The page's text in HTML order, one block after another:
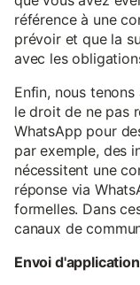
référence à une
prévoir et que la
avec les
Enfin, nous
le droit de ne pas
WhatsApp pour
par exemple, des
nécessitent une
réponse via
formelles. Dans
canaux de
Envoi